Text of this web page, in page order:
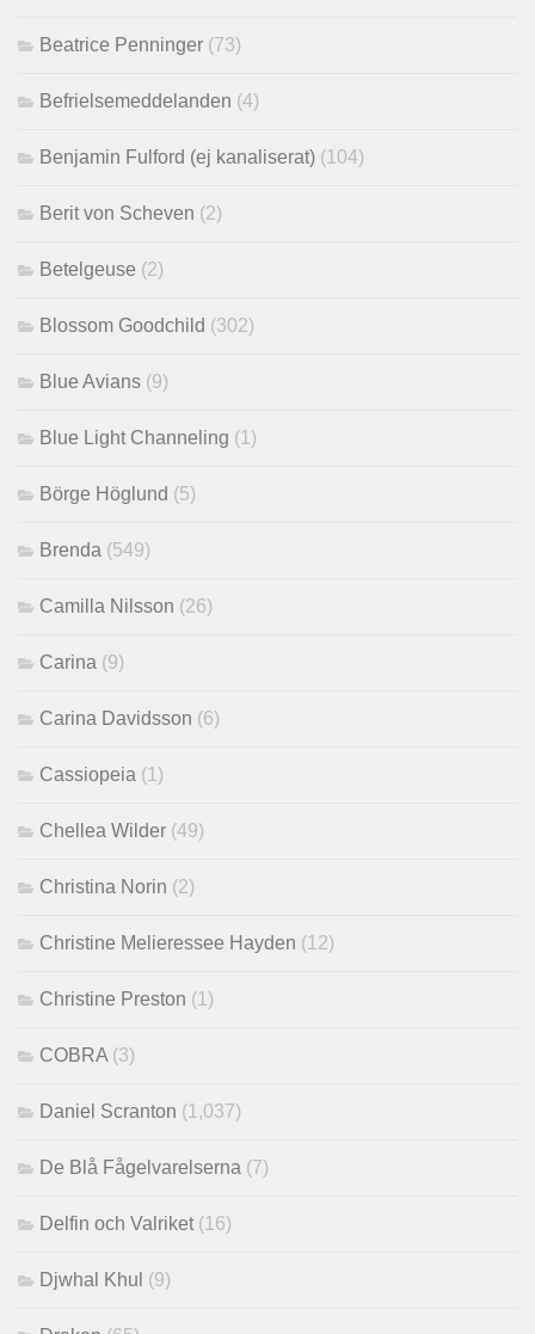
Beatrice Penninger (73)
Befrielsemeddelanden (4)
Benjamin Fulford (ej kanaliserat) (104)
Berit von Scheven (2)
Betelgeuse (2)
Blossom Goodchild (302)
Blue Avians (9)
Blue Light Channeling (1)
Börge Höglund (5)
Brenda (549)
Camilla Nilsson (26)
Carina (9)
Carina Davidsson (6)
Cassiopeia (1)
Chellea Wilder (49)
Christina Norin (2)
Christine Melieressee Hayden (12)
Christine Preston (1)
COBRA (3)
Daniel Scranton (1,037)
De Blå Fågelvarelserna (7)
Delfin och Valriket (16)
Djwhal Khul (9)